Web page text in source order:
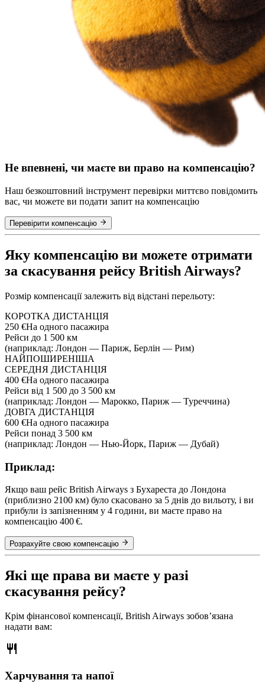
Не впевнені, чи маєте ви право на компенсацію?
Наш безкоштовний інструмент перевірки миттєво повідомить
вас, чи можете ви подати запит на компенсацію
Перевірити компенсацію
Яку компенсацію ви можете отримати
за скасування рейсу British Airways?
Розмір компенсації залежить від відстані перельоту:
КОРОТКА ДИСТАНЦІЯ
250 €На одного пасажира
Рейси до 1 500 км
(наприклад: Лондон — Париж, Берлін — Рим)
НАЙПОШИРЕНІША
СЕРЕДНЯ ДИСТАНЦІЯ
400 €На одного пасажира
Рейси від 1 500 до 3 500 км
(наприклад: Лондон — Марокко, Париж — Туреччина)
ДОВГА ДИСТАНЦІЯ
600 €На одного пасажира
Рейси понад 3 500 км
(наприклад: Лондон — Нью-Йорк, Париж — Дубай)
Приклад:
Якщо ваш рейс British Airways з Бухареста до Лондона
(приблизно 2100 км) було скасовано за 5 днів до вильоту, і ви
прибули із запізненням у 4 години, ви маєте право на
компенсацію 400 €.
Розрахуйте свою компенсацію
Які ще права ви маєте у разі
скасування рейсу?
Крім фінансової компенсації, British Airways зобов’язана
надати вам:
Харчування та напої